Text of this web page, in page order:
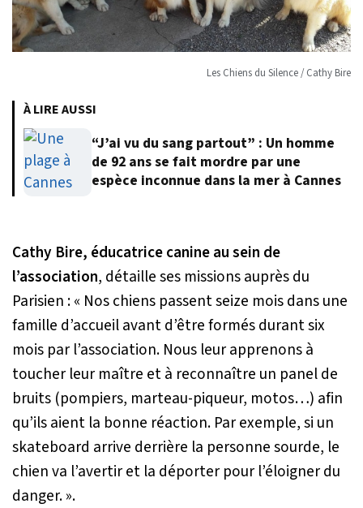
Les Chiens du Silence / Cathy Bire
À LIRE AUSSI
“J’ai vu du sang partout” : Un homme
de 92 ans se fait mordre par une
espèce inconnue dans la mer à Cannes
Cathy Bire, éducatrice canine au sein de
l’association, détaille ses missions auprès du
Parisien :« Nos chiens passent seize mois dans une
famille d’accueil avant d’être formés durant six
mois par l’association. Nous leur apprenons à
toucher leur maître et à reconnaître un panel de
bruits (pompiers, marteau-piqueur, motos…) afin
qu’ils aient la bonne réaction. Par exemple, si un
skateboard arrive derrière la personne sourde, le
chien va l’avertir et la déporter pour l’éloigner du
danger. ».